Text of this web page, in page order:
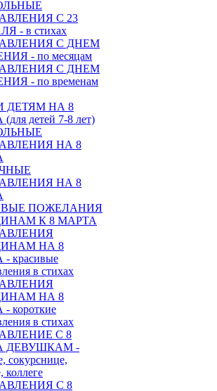
С 23
- в стихах
С ДНЕМ
- по месяцам
С ДНЕМ
- по временам
ДЕТЯМ НА 8
детей 7-8 лет)
НА 8
НА 8
ПОЖЕЛАНИЯ
К 8 МАРТА
НА 8
красивые
в стихах
НА 8
короткие
в стихах
С 8
ДЕВУШКАМ -
сокурснице,
коллеге
С 8